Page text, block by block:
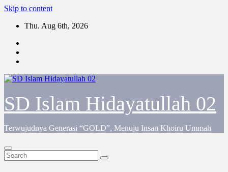
Skip to content
Thu. Aug 6th, 2026
SD Islam Hidayatullah 02
Terwujudnya Generasi “GOLD”, Menuju Insan Khoiru Ummah